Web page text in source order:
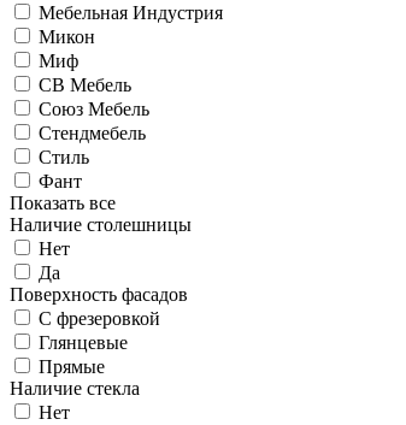
Мебельная Индустрия
Микон
Миф
СВ Мебель
Союз Мебель
Стендмебель
Стиль
Фант
Показать все
Наличие столешницы
Нет
Да
Поверхность фасадов
С фрезеровкой
Глянцевые
Прямые
Наличие стекла
Нет